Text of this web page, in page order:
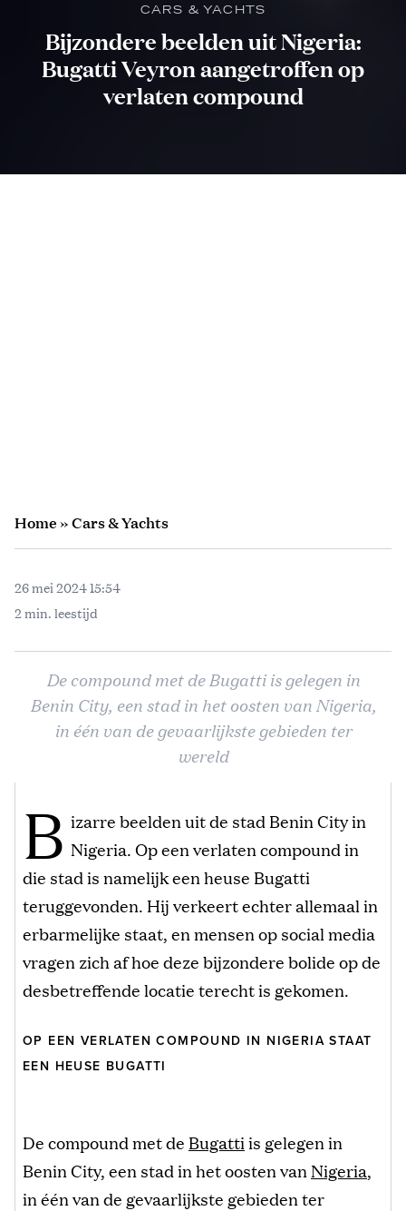
CARS & YACHTS
Bijzondere beelden uit Nigeria:
Bugatti Veyron aangetroffen op
verlaten compound
Home»Cars & Yachts
26 mei 2024 15:54
2 min. leestijd
De compound met de Bugatti is gelegen in
Benin City, een stad in het oosten van Nigeria,
in één van de gevaarlijkste gebieden ter
wereld
B izarre beelden uit de stad Benin City in
Nigeria. Op een verlaten compound in
die stad is namelijk een heuse Bugatti
teruggevonden. Hij verkeert echter allemaal in
erbarmelijke staat, en mensen op social media
vragen zich af hoe deze bijzondere bolide op de
desbetreffende locatie terecht is gekomen.
OP EEN VERLATEN COMPOUND IN NIGERIA STAAT
EEN HEUSE BUGATTI
De compound met de Bugattiis gelegen in
Benin City, een stad in het oosten van Nigeria,
in één van de gevaarlijkste gebieden ter